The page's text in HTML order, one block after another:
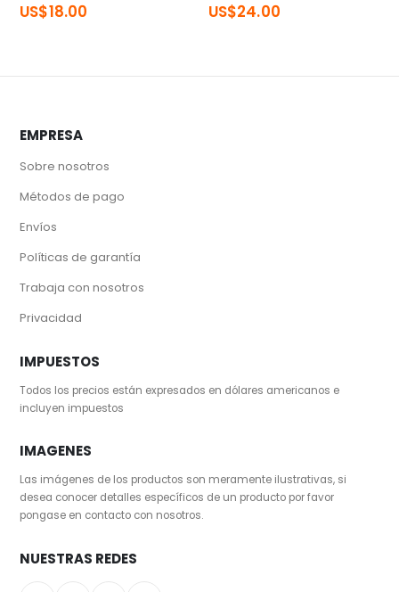
US$18.00 US$24.00
EMPRESA
Sobre nosotros
Métodos de pago
Envíos
Políticas de garantía
Trabaja con nosotros
Privacidad
IMPUESTOS
Todos los precios están expresados en dólares americanos e
incluyen impuestos
IMAGENES
Las imágenes de los productos son meramente ilustrativas, si
desea conocer detalles específicos de un producto por favor
pongase en contacto con nosotros.
NUESTRAS REDES